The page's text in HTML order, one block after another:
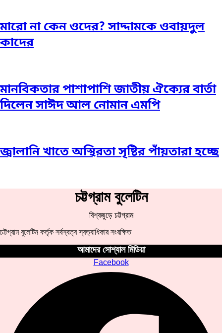
মারো না কেন ওদের? সাদ্দামকে ওবায়দুল
কাদের
মানবিকতার পাশাপাশি জাতীয় ঐক্যের বার্তা
দিলেন সাঈদ আল নোমান এমপি
জ্বালানি খাতে অস্থিরতা সৃষ্টির পাঁয়তারা হচ্ছে
চট্টগ্রাম বুলেটিন
বিশ্বজুড়ে চট্টগ্রাম
চট্টগ্রাম বুলেটিন কর্তৃক সর্বস্বত্ব স্বত্বাধিকার সংরক্ষিত
আমাদের সোশ্যাল মিডিয়া
Facebook